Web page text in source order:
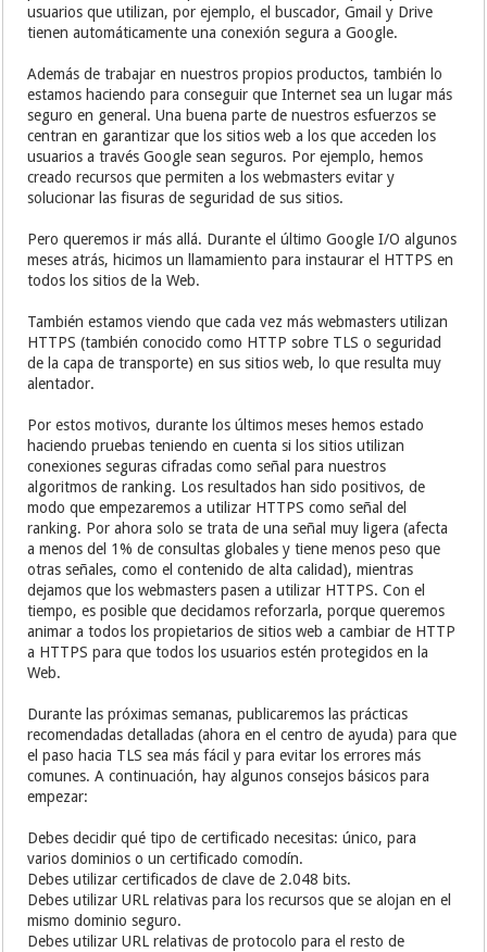
usuarios que utilizan, por ejemplo, el buscador, Gmail y Drive
tienen automáticamente una conexión segura a Google.
Además de trabajar en nuestros propios productos, también lo
estamos haciendo para conseguir que Internet sea un lugar más
seguro en general. Una buena parte de nuestros esfuerzos se
centran en garantizar que los sitios web a los que acceden los
usuarios a través Google sean seguros. Por ejemplo, hemos
creado recursos que permiten a los webmasters evitar y
solucionar las fisuras de seguridad de sus sitios.
Pero queremos ir más allá. Durante el último Google I/O algunos
meses atrás, hicimos un llamamiento para instaurar el HTTPS en
todos los sitios de la Web.
También estamos viendo que cada vez más webmasters utilizan
HTTPS (también conocido como HTTP sobre TLS o seguridad
de la capa de transporte) en sus sitios web, lo que resulta muy
alentador.
Por estos motivos, durante los últimos meses hemos estado
haciendo pruebas teniendo en cuenta si los sitios utilizan
conexiones seguras cifradas como señal para nuestros
algoritmos de ranking. Los resultados han sido positivos, de
modo que empezaremos a utilizar HTTPS como señal del
ranking. Por ahora solo se trata de una señal muy ligera (afecta
a menos del 1% de consultas globales y tiene menos peso que
otras señales, como el contenido de alta calidad), mientras
dejamos que los webmasters pasen a utilizar HTTPS. Con el
tiempo, es posible que decidamos reforzarla, porque queremos
animar a todos los propietarios de sitios web a cambiar de HTTP
a HTTPS para que todos los usuarios estén protegidos en la
Web.
Durante las próximas semanas, publicaremos las prácticas
recomendadas detalladas (ahora en el centro de ayuda) para que
el paso hacia TLS sea más fácil y para evitar los errores más
comunes. A continuación, hay algunos consejos básicos para
empezar:
Debes decidir qué tipo de certificado necesitas: único, para
varios dominios o un certificado comodín.
Debes utilizar certificados de clave de 2.048 bits.
Debes utilizar URL relativas para los recursos que se alojan en el
mismo dominio seguro.
Debes utilizar URL relativas de protocolo para el resto de